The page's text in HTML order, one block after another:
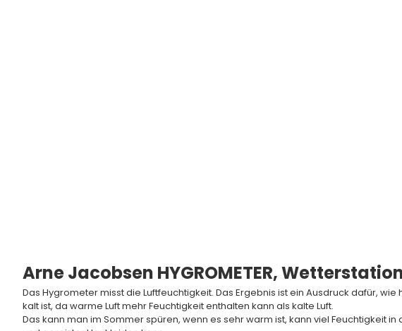
Arne Jacobsen HYGROMETER,
Das Hygrometer misst die Luftfeuchtigkeit. Das Ergebnis ist ein Ausdruck dafür,
kalt ist, da warme Luft mehr Feuchtigkeit enthalten kann als kalte Luft.
Das kann man im Sommer spüren, wenn es sehr warm ist, kann viel Feuchtigkeit